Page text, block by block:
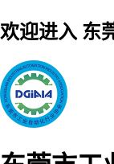
欢迎进入 东